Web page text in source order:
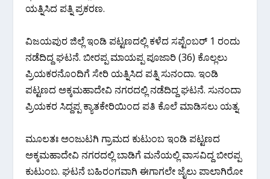
ಯತ್ನಿಸಿದ ಪತ್ನಿ ಪ್ರಕರಣ.
ವಿಜಯಪುರ ಜಿಲ್ಲೆ ಇಂಡಿ ಪಟ್ಟಣದಲ್ಲಿ ಕಳೆದ ಸಪ್ಟೆಂಬರ್ 1 ರಂದು
ನಡೆದಿದ್ದ ಘಟನೆ. ಬೀರಪ್ಪ ಮಾಯಪ್ಪ ಪೂಜಾರಿ (36) ಕೊಲ್ಲಲು
ಪ್ರಿಯಕರನೊಂದಿಗೆ ಸೇರಿ ಯತ್ನಿಸಿದ ಪತ್ನಿ ಸುನಂದಾ. ಇಂಡಿ
ಪಟ್ಟಣದ ಅಕ್ಕಮಹಾದೇವಿ ನಗರದಲ್ಲಿ ನಡೆದಿದ್ದ ಘಟನೆ. ಸುನಂದಾ
ಪ್ರಿಯಕರ ಸಿದ್ದಪ್ಪ ಕ್ಯಾತಕೇರಿಯಿಂದ ಪತಿ ಕೊಲೆ ಮಾಡಿಸಲು ಯತ್ನ.
ಮೂಲತಃ ಅಂಜುಟಗಿ ಗ್ರಾಮದ ಕುಟುಂಬ ಇಂಡಿ ಪಟ್ಟಣದ
ಅಕ್ಕಮಹಾದೇವಿ ನಗರದಲ್ಲಿ ಬಾಡಿಗೆ ಮನೆಯಲ್ಲಿ ವಾಸವಿದ್ದ ಬೀರಪ್ಪ
ಕುಟುಂಬ. ಘಟನೆ ಬಹಿರಂಗವಾಗಿ ಈಗಾಗಲೇ ಜೈಲು ಪಾಲಾಗಿರೋ